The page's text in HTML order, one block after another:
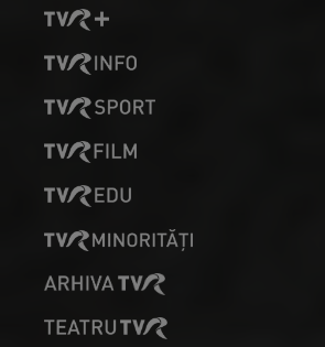
ALCHIMIA BANILOR
O emisiune educativă și utilă, „Alchimia ...
MIHAELA CRĂCIUN
Mihaela Crăciun (n. 1970, Reuseni, Suceava) ...